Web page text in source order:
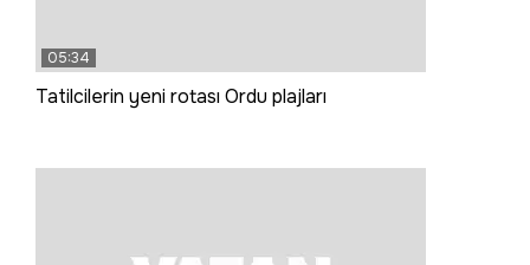
05:34
Tatilcilerin yeni rotası Ordu plajları